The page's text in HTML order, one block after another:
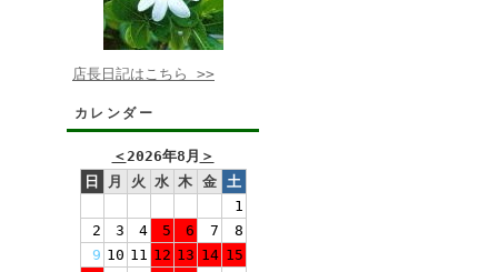
店長日記はこちら >>
カレンダー
＜2026年8月 ＞
日
月 火 水 木 金
土
1
2
3 4 5 6 7
8
9 10 11 12 13 14 15